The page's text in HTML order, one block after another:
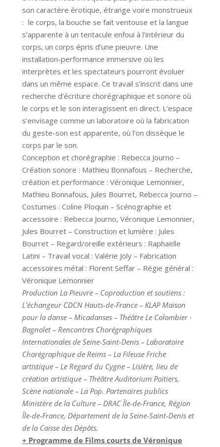
son caractère érotique, étrange voire monstrueux
: le corps, la bouche se fait ventouse et la langue
s’apparente à un tentacule enfoui à l’intérieur du
corps, un corps épris d’une pieuvre. Une
installation-performance immersive où les
interprètes et les spectateurs pourront évoluer
dans un même espace. Ce travail s’inscrit dans une
recherche d’écriture chorégraphique et sonore où
le corps et le son interagissent en direct. L’espace
s’envisage comme un laboratoire où la fabrication
du geste-son est apparente, où l’on dissèque le
corps par le son.
Conception et chorégraphie : Rebecca Journo –
Création sonore : Mathieu Bonnafous – Recherche,
création et performance : Véronique Lemonnier,
Mathieu Bonnafous, Jules Bourret, Rebecca Journo –
Costumes : Coline Ploquin – Scénographie et
accessoire : Rebecca Journo, Véronique Lemonnier,
Jules Bourret – Construction et lumière : Jules
Bourret – Regard/oreille extérieurs : Raphaëlle
Latini – Travail vocal : Valérie Joly – Fabrication
accessoires métal : Florent Seffar – Régie général :
Véronique Lemonnier
Production La Pieuvre – Coproduction et soutiens :
L’échangeur CDCN Hauts-de-France – KLAP Maison
pour la danse – Micadanses – Théâtre Le Colombier ·
Bagnolet – Rencontres Chorégraphiques
Internationales de Seine-Saint-Denis – Laboratoire
Chorégraphique de Reims – La Fileuse Friche
artistique – Le Regard du Cygne – Lisière, lieu de
création artistique – Théâtre Auditorium Poitiers,
Scène nationale – La Pop. Partenaires publics
Ministère de la Culture – DRAC Île-de-France, Région
Île-de-France, Département de la Seine-Saint-Denis et
de la Caisse des Dépôts.
+ Programme de Films courts de Véronique